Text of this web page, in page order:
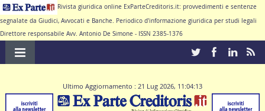
Rivista giuridica online ExParteCreditoris.it: provvedimenti e sentenze
segnalate da Giudici, Avvocati e Banche. Periodico d'informazione giuridica per studi legali
Direttore responsabile Avv. Antonio De Simone - ISSN 2385-1376
Ultimo Aggiornamento : 21 Lug 2026, 11:04:13